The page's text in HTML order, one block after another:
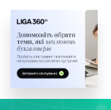
БУХГАЛТЕР